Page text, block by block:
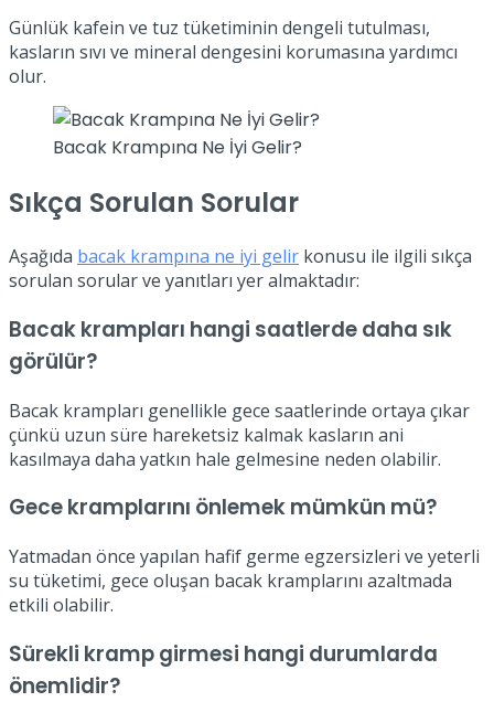
Günlük kafein ve tuz tüketiminin dengeli tutulması,
kasların sıvı ve mineral dengesini korumasına yardımcı
olur.
Bacak Krampına Ne İyi Gelir?
Sıkça Sorulan Sorular
Aşağıda bacak krampına ne iyi gelir konusu ile ilgili sıkça
sorulan sorular ve yanıtları yer almaktadır:
Bacak krampları hangi saatlerde daha sık
görülür?
Bacak krampları genellikle gece saatlerinde ortaya çıkar
çünkü uzun süre hareketsiz kalmak kasların ani
kasılmaya daha yatkın hale gelmesine neden olabilir.
Gece kramplarını önlemek mümkün mü?
Yatmadan önce yapılan hafif germe egzersizleri ve yeterli
su tüketimi, gece oluşan bacak kramplarını azaltmada
etkili olabilir.
Sürekli kramp girmesi hangi durumlarda
önemlidir?